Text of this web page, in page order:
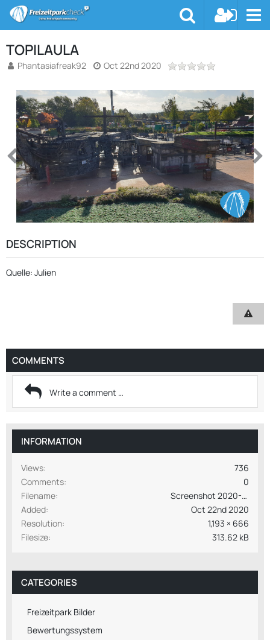
TOPILAULA
Phantasiafreak92 Oct 22nd 2020
DESCRIPTION
Quelle: Julien
COMMENTS
INFORMATION
Views
736
Comments
0
Filename
Screenshot 2020-10-22 100017.jpg
Added
Oct 22nd 2020
Resolution
1,193 × 666
Filesize
313.62 kB
CATEGORIES
Freizeitpark Bilder
Bewertungssystem